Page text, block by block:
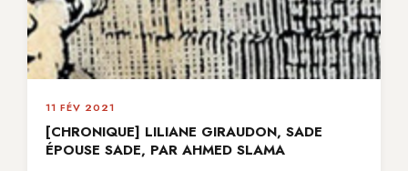
11 FÉV 2021
[CHRONIQUE] LILIANE GIRAUDON, SADE
ÉPOUSE SADE, PAR AHMED SLAMA